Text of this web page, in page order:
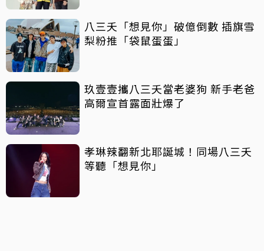
八三夭「想見你」破億倒數 插旗雪
梨粉推「袋鼠蛋蛋」
玖壹壹攜八三夭當老婆狗 新手老爸
高爾宣首露面壯爆了
孝琳辣翻新北耶誕城！同場八三夭
等聽「想見你」